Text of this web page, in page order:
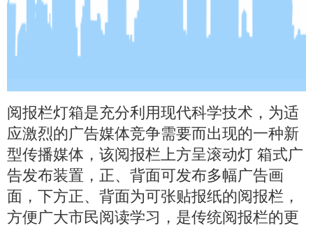
阅报栏灯箱是充分利用现代科学技术，为适
应激烈的广告媒体竞争需要而出现的一种新
型传播媒体，该阅报栏上方呈滚动灯 箱式广
告发布装置，正、背面可发布多幅广告画
面，下方正、背面为可张贴报纸的阅报栏，
方便广大市民阅读学习，是传统阅报栏的更